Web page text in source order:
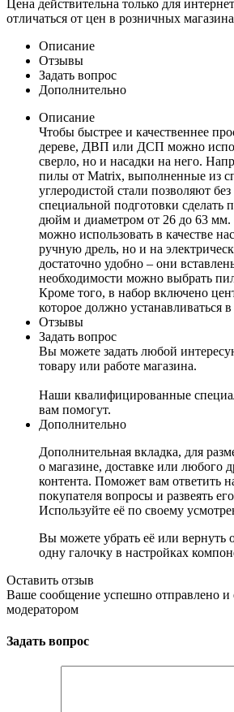
Цена действительна только для
отличаться от цен в розничных
Описание
Отзывы
Задать вопрос
Дополнительно
Описание
Чтобы быстрее и качественнее
дереве, ДВП или ДСП можно
сверло, но и насадки на него.
пилы от Matrix, выполненные из
углеродистой стали позволяют
специальной подготовки сделать
дюйм и диаметром от 26 до 63
можно использовать в качестве
ручную дрель, но и на
достаточно удобно – они
необходимости можно выбрать
Кроме того, в набор включено
которое должно устанавливаться
Отзывы
Задать вопрос
Вы можете задать любой
товару или работе магазина.
Наши квалифицированные
вам помогут.
Дополнительно
Дополнительная вкладка, для
о магазине, доставке или любого
контента. Поможет вам ответить
покупателя вопросы и развеять
Используйте её по своему
Вы можете убрать её или вернуть
одну галочку в настройках
Оставить отзыв
Ваше сообщение успешно отправлено и
модератором
Задать вопрос